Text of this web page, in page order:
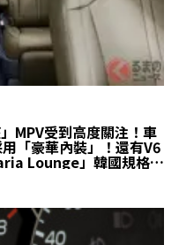
MPV受到高度關注！車
「豪華內裝」！還有V6
Lounge」韓國規格究